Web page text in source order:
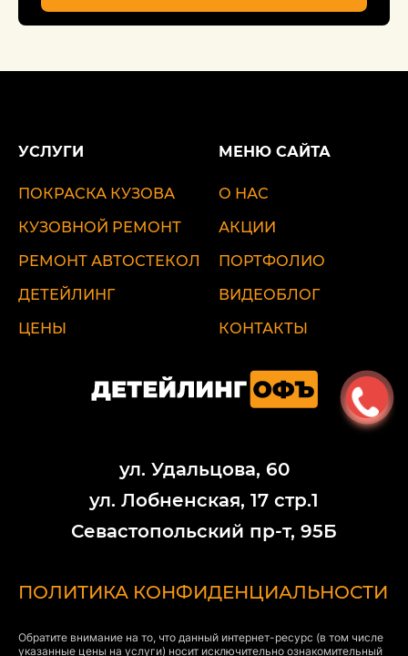
УСЛУГИ
ПОКРАСКА КУЗОВА
КУЗОВНОЙ РЕМОНТ
РЕМОНТ АВТОСТЕКОЛ
ДЕТЕЙЛИНГ
ЦЕНЫ
МЕНЮ САЙТА
О НАС
АКЦИИ
ПОРТФОЛИО
ВИДЕОБЛОГ
КОНТАКТЫ
ул. Удальцова, 60
ул. Лобненская, 17 стр.1
Севастопольский пр-т, 95Б
ПОЛИТИКА КОНФИДЕНЦИАЛЬНОСТИ
Обратите внимание на то, что данный интернет-ресурс (в том числе
указанные цены на услуги) носит исключительно ознакомительный